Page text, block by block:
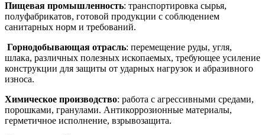
Пищевая промышленность: транспортировка сырья,
полуфабрикатов, готовой продукции с соблюдением
санитарных норм и требований.
Горнодобывающая отрасль: перемещение руды, угля,
шлака, различных полезных ископаемых, требующее усиление
конструкции для защиты от ударных нагрузок и абразивного
износа.
Химическое производство: работа с агрессивными средами,
порошками, гранулами. Антикоррозионные материалы,
герметичное исполнение, взрывозащита.